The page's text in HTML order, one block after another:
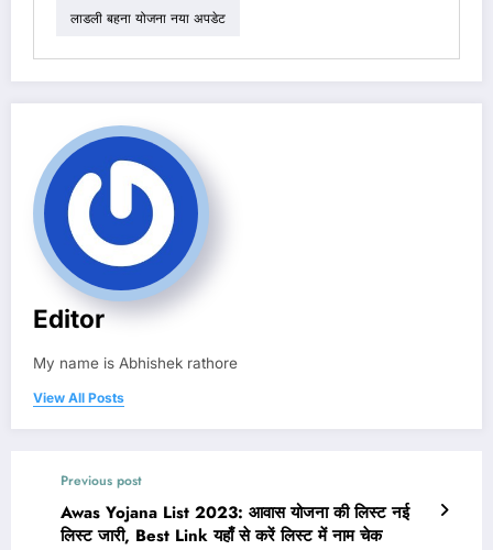
लाडली बहना योजना नया अपडेट
Editor
My name is Abhishek rathore
View All Posts
Previous post
Awas Yojana List 2023: आवास योजना की लिस्ट नई
लिस्ट जारी, Best Link यहाँ से करें लिस्ट में नाम चेक